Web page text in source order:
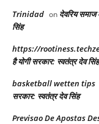
Trinidad on देवरिय समाज
सिंह
https://
है योगी सरकार: स्वतंत्र देव सिंह
basketball wetten tips
सरकार: स्वतंत्र देव सिंह
Previsao De Apostas